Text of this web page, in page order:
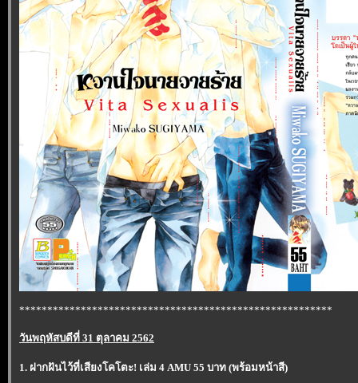
********************************************************
วันพฤหัสบดีที่ 31 ตุลาคม 2562
1. ฝากฝันไว้ที่เสียงโคโตะ! เล่ม 4 AMU 55 บาท (พร้อมหน้าสี)